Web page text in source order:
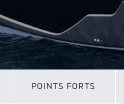
POINTS FORTS